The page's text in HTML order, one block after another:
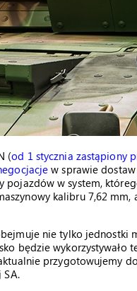
(od 1 stycznia zastąpiony
w sprawie dostaw
w system,
kalibru 7,62
nie tylko jednostki
będzie wykorzystywało
przygotowujemy
SA.